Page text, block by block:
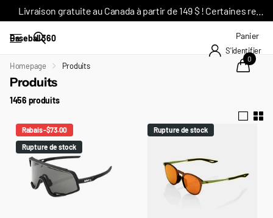
Baseball 360
S'identifier
Panier
0
Homepage Produits
Produits
1456 produits
Rabais -$73.00
Rupture de stock
Rupture de stock